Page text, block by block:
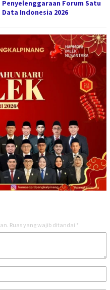
Penyelenggaraan Forum Satu
Data Indonesia 2026
Ruas yang wajib ditandai *